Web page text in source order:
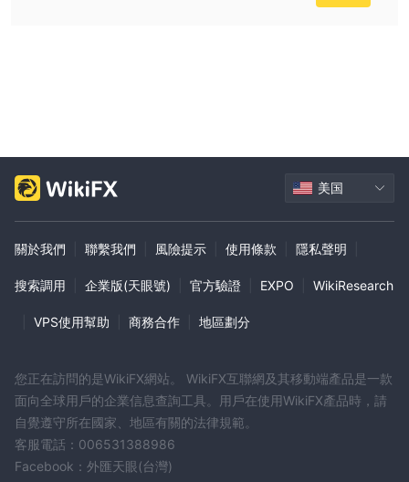
美国
關於我們 聯繫我們 風險提示 使用條款 隱私聲明
搜索調用 企業版(天眼號) 官方驗證 EXPO WikiResearch
VPS使用幫助 商務合作 地區劃分
您正在訪問的是WikiFX網站。 WikiFX互聯網及其移動端產品是一款
面向全球用戶的企業信息查詢工具。用戶在使用WikiFX產品時，請
自覺遵守所在國家、地區有關的法律規範。
客服電話：006531388986
Facebook：外匯天眼(台灣)